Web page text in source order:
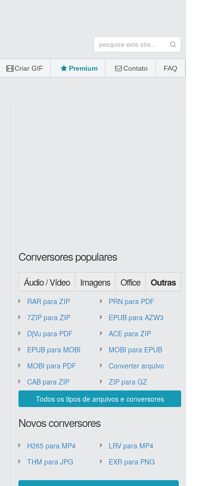
Criar GIF Premium Contato FAQ
Conversores populares
Áudio / Vídeo Imagens Office Outras
RAR para ZIP
PRN para PDF
7ZIP para ZIP
EPUB para AZW3
DjVu para PDF
ACE para ZIP
EPUB para MOBI
MOBI para EPUB
MOBI para PDF
Converter arquivo
CAB para ZIP
ZIP para GZ
Todos os tipos de arquivos e conversores
Novos conversores
H265 para MP4
LRV para MP4
THM para JPG
EXR para PNG